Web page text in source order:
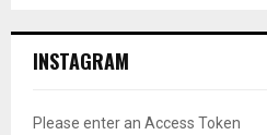
INSTAGRAM
Please enter an Access Token